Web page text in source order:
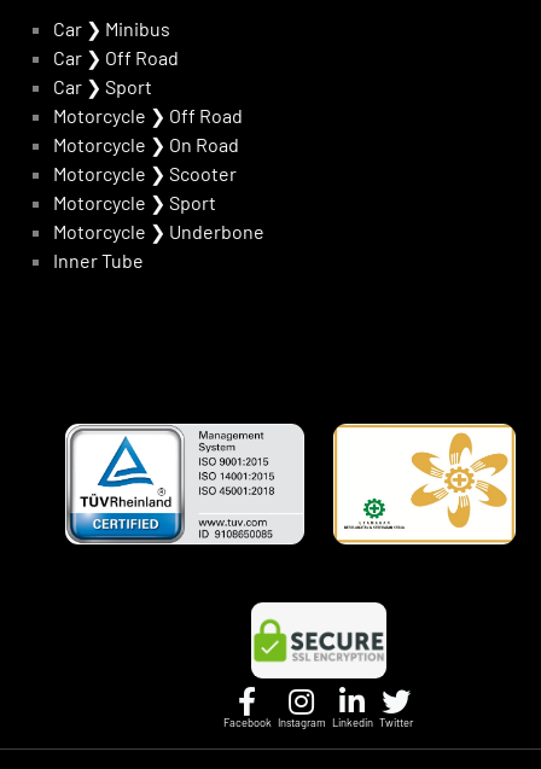
Car ❯ Minibus
Car ❯ Off Road
Car ❯ Sport
Motorcycle ❯ Off Road
Motorcycle ❯ On Road
Motorcycle ❯ Scooter
Motorcycle ❯ Sport
Motorcycle ❯ Underbone
Inner Tube
Facebook Instagram Linkedin Twitter